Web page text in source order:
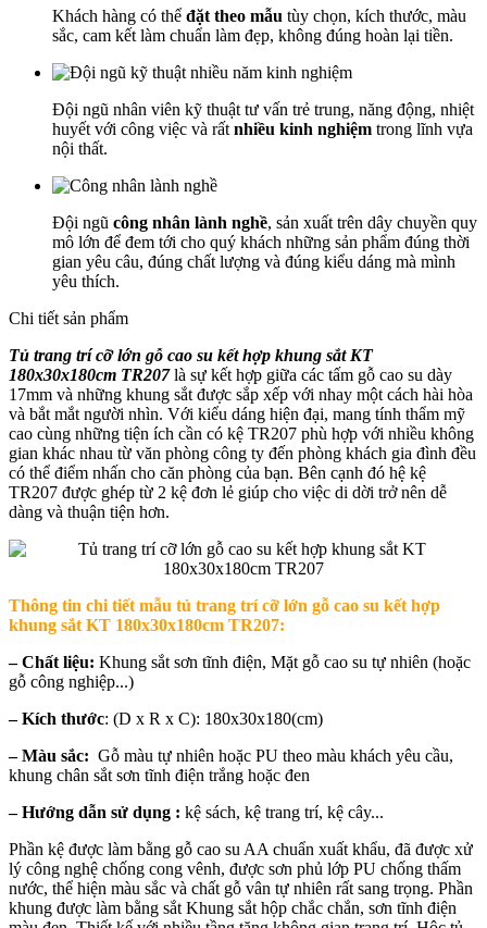
Khách hàng có thể đặt theo mẫu tùy chọn, kích thước, màu
sắc, cam kết làm chuẩn làm đẹp, không đúng hoàn lại tiền.
Đội ngũ nhân viên kỹ thuật tư vấn trẻ trung, năng động, nhiệt
huyết với công việc và rất nhiều kinh nghiệm trong lĩnh vựa
nội thất.
Đội ngũ công nhân lành nghề, sản xuất trên dây chuyền quy
mô lớn để đem tới cho quý khách những sản phẩm đúng thời
gian yêu câu, đúng chất lượng và đúng kiểu dáng mà mình
yêu thích.
Chi tiết sản phẩm
Tủ trang trí cỡ lớn gỗ cao su kết hợp khung sắt KT
180x30x180cm TR207là sự kết hợp giữa các tấm gỗ cao su dày
17mm và những khung sắt được sắp xếp với nhay một cách hài hòa
và bắt mắt người nhìn. Với kiểu dáng hiện đại, mang tính thẩm mỹ
cao cùng những tiện ích cần có kệ TR207 phù hợp với nhiều không
gian khác nhau từ văn phòng công ty đến phòng khách gia đình đều
có thể điểm nhấn cho căn phòng của bạn. Bên cạnh đó hệ kệ
TR207 được ghép từ 2 kệ đơn lẻ giúp cho việc di dời trở nên dễ
dàng và thuận tiện hơn.
Thông tin chi tiết mẫu tủ trang trí cỡ lớn gỗ cao su kết hợp
khung sắt KT 180x30x180cm TR207:
– Chất liệu: Khung sắt sơn tĩnh điện, Mặt gỗ cao su tự nhiên (hoặc
gỗ công nghiệp...)
– Kích thước: (D x R x C): 180x30x180(cm)
– Màu sắc: Gỗ màu tự nhiên hoặc PU theo màu khách yêu cầu,
khung chân sắt sơn tĩnh điện trắng hoặc đen
– Hướng dẫn sử dụng : kệ sách, kệ trang trí, kệ cây...
Phần kệ được làm bằng gỗ cao su AA chuẩn xuất khẩu, đã được xử
lý công nghệ chống cong vênh, được sơn phủ lớp PU chống thấm
nước, thể hiện màu sắc và chất gỗ vân tự nhiên rất sang trọng. Phần
khung được làm bằng sắt Khung sắt hộp chắc chắn, sơn tĩnh điện